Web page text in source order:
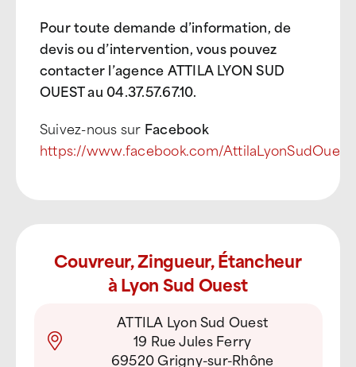
Pour toute demande d’information, de
devis ou d’intervention, vous pouvez
contacter l’agence ATTILA LYON SUD
OUEST au 04.37.57.67.10.
Suivez-nous sur Facebook
https://www.facebook.com/
Couvreur, Zingueur, Étancheur
à Lyon Sud Ouest
ATTILA Lyon Sud Ouest
19 Rue Jules Ferry
69520 Grigny-sur-Rhône